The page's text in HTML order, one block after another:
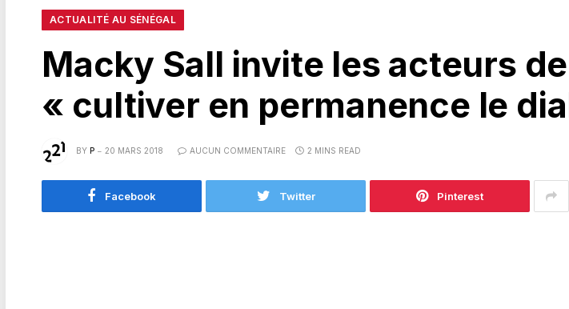
ACTUALITÉ AU SÉNÉGAL
Macky Sall invite les acteurs
« cultiver en permanence le
BY P 20 MARS 2018 AUCUN COMMENTAIRE 2 MINS READ
Facebook Twitter Pinterest